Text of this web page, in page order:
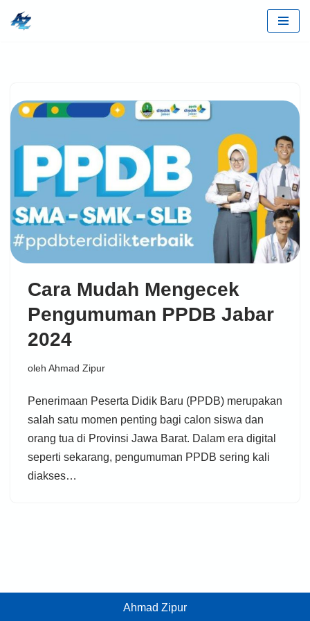
Cara Mudah Mengecek
Pengumuman PPDB Jabar
2024
oleh Ahmad Zipur
Penerimaan Peserta Didik Baru (PPDB) merupakan
salah satu momen penting bagi calon siswa dan
orang tua di Provinsi Jawa Barat. Dalam era digital
seperti sekarang, pengumuman PPDB sering kali
diakses…
Ahmad Zipur